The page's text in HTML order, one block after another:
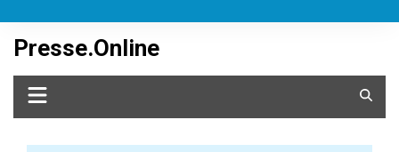
content
Presse.Online